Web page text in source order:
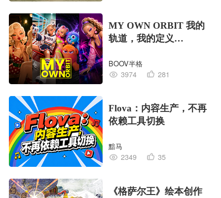
MY OWN ORBIT 我的
轨道，我的定义
对
BOOV半格
3974
281
Flova：内容生产，不再
依赖工具切换
黯马
2349
35
《格萨尔王》绘本创作